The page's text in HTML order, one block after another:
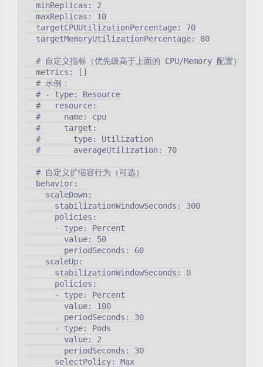
  minReplicas: 2
  maxReplicas: 10
  targetCPUUtilizationPercentage: 70
  targetMemoryUtilizationPercentage: 80
  # 自定义指标（优先级高于上面的 CPU/Memory 配置）
  metrics: []
  # 示例：
  # - type: Resource
  #   resource:
  #     name: cpu
  #     target:
  #       type: Utilization
  #       averageUtilization: 70
  # 自定义扩缩容行为（可选）
  behavior:
    scaleDown:
      stabilizationWindowSeconds: 300
      policies:
      - type: Percent
        value: 50
        periodSeconds: 60
    scaleUp:
      stabilizationWindowSeconds: 0
      policies:
      - type: Percent
        value: 100
        periodSeconds: 30
      - type: Pods
        value: 2
        periodSeconds: 30
      selectPolicy: Max